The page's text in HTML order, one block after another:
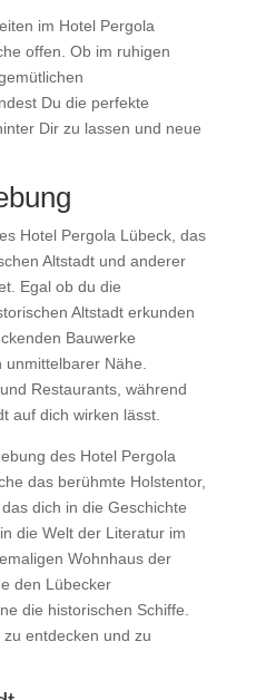
im Hotel Pergola
offen. Ob im ruhigen
Du die perfekte
Dir zu lassen und neue
Hotel Pergola Lübeck, das
Altstadt und anderer
Egal ob du die
Altstadt erkunden
Bauwerke
Nähe.
Restaurants, während
auf dich wirken lässt.
des Hotel Pergola
das berühmte Holstentor,
dich in die Geschichte
die Welt der Literatur im
Wohnhaus der
den Lübecker
die historischen Schiffe.
entdecken und zu